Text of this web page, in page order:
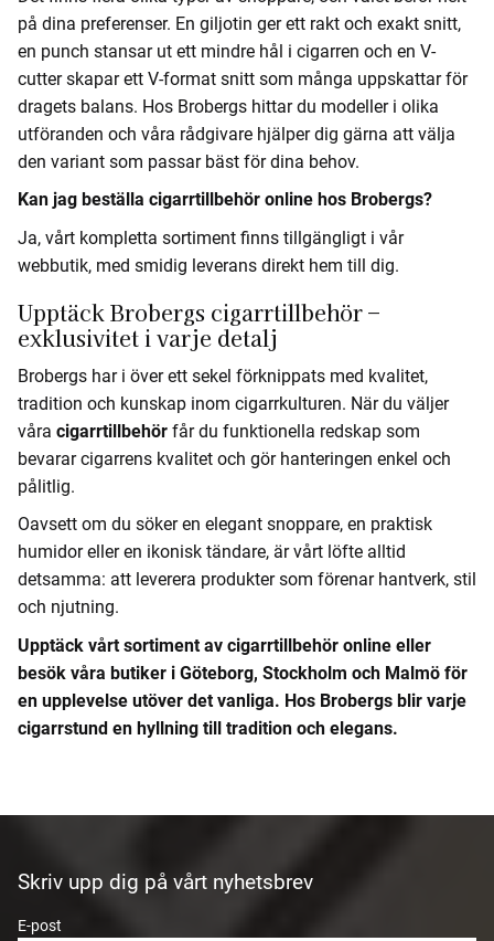
på dina preferenser. En giljotin ger ett rakt och exakt snitt,
en punch stansar ut ett mindre hål i cigarren och en V-
cutter skapar ett V-format snitt som många uppskattar för
dragets balans. Hos Brobergs hittar du modeller i olika
utföranden och våra rådgivare hjälper dig gärna att välja
den variant som passar bäst för dina behov.
Kan jag beställa cigarrtillbehör online hos Brobergs?
Ja, vårt kompletta sortiment finns tillgängligt i vår
webbutik, med smidig leverans direkt hem till dig.
Upptäck Brobergs cigarrtillbehör –
exklusivitet i varje detalj
Brobergs har i över ett sekel förknippats med kvalitet,
tradition och kunskap inom cigarrkulturen. När du väljer
våra cigarrtillbehör får du funktionella redskap som
bevarar cigarrens kvalitet och gör hanteringen enkel och
pålitlig.
Oavsett om du söker en elegant snoppare, en praktisk
humidor eller en ikonisk tändare, är vårt löfte alltid
detsamma: att leverera produkter som förenar hantverk, stil
och njutning.
Upptäck vårt sortiment av cigarrtillbehör online eller
besök våra butiker i Göteborg, Stockholm och Malmö för
en upplevelse utöver det vanliga. Hos Brobergs blir varje
cigarrstund en hyllning till tradition och elegans.
Skriv upp dig på vårt nyhetsbrev
E-post